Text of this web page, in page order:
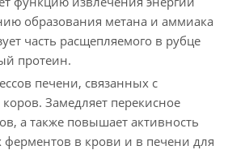
образования метана и аммиака
часть расщепляемого в рубце
протеин.
печени, связанных с
Замедляет перекисное
а также повышает активность
ферментов в крови и в печени для